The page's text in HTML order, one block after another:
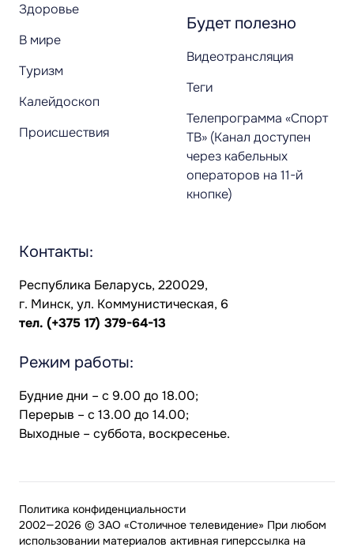
Здоровье
В мире
Туризм
Калейдоскоп
Происшествия
Будет полезно
Видеотрансляция
Теги
Телепрограмма «Спорт
ТВ» (Канал доступен
через кабельных
операторов на 11-й
кнопке)
Контакты:
Республика Беларусь, 220029,
г. Минск, ул. Коммунистическая, 6
тел. (+375 17) 379-64-13
Режим работы:
Будние дни – с 9.00 до 18.00;
Перерыв – с 13.00 до 14.00;
Выходные – суббота, воскресенье.
2002—2026 © ЗАО «Столичное телевидение» При любом
использовании материалов активная гиперссылка на
Политика конфиденциальности